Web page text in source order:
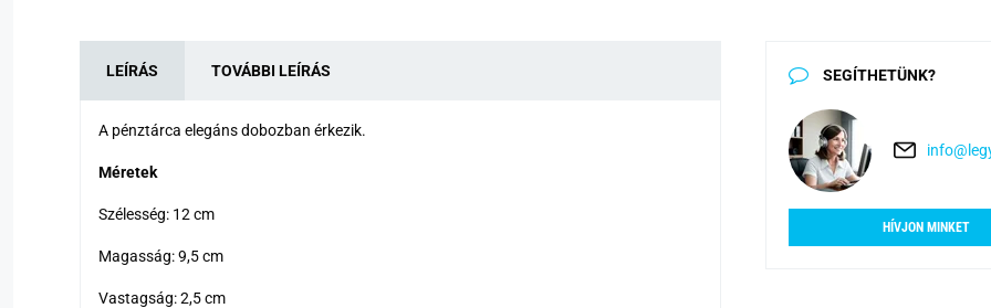
LEÍRÁS TOVÁBBI LEÍRÁS
A pénztárca elegáns dobozban érkezik.
Méretek
Szélesség: 12 cm
Magasság: 9,5 cm
Vastagság: 2,5 cm
SEGÍTHETÜNK?
HÍVJON MINKET